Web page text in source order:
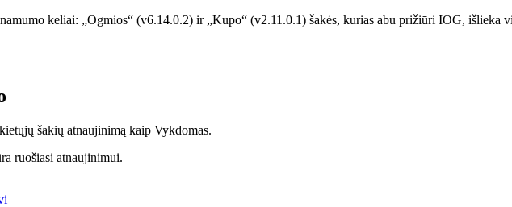
keliai: „Ogmios“ (v6.14.0.2) ir „Kupo“ (v2.11.0.1) šakės, kurias abu prižiūri IOG, išlieka
šakių atnaujinimą kaip Vykdomas.
ruošiasi atnaujinimui.